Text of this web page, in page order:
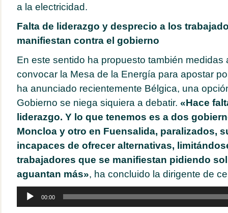
a la electricidad.
Falta de liderazgo y desprecio a los
manifiestan contra el gobierno
En este sentido ha propuesto también medidas
convocar la Mesa de la Energía para apostar
ha anunciado recientemente Bélgica, una
Gobierno se niega siquiera a debatir. «Hace
liderazgo. Y lo que tenemos es a dos
Moncloa y otro en Fuensalida, paralizados,
incapaces de ofrecer alternativas,
trabajadores que se manifiestan pidiendo
aguantan más», ha concluido la dirigente de
Reproductor
audio
00:00